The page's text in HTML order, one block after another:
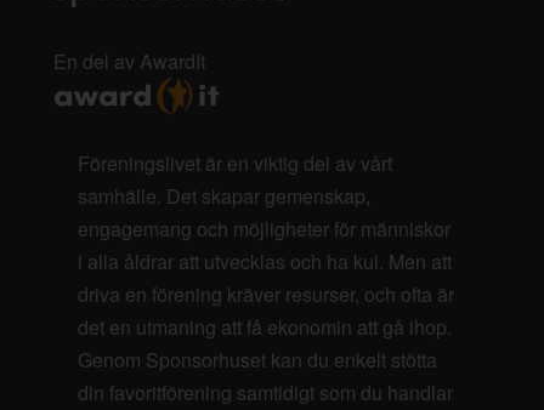
En del av AwardIt
Föreningslivet är en viktig del av vårt
samhälle. Det skapar gemenskap,
engagemang och möjligheter för människor
i alla åldrar att utvecklas och ha kul. Men att
driva en förening kräver resurser, och ofta är
det en utmaning att få ekonomin att gå ihop.
Genom Sponsorhuset kan du enkelt stötta
din favoritförening samtidigt som du handlar